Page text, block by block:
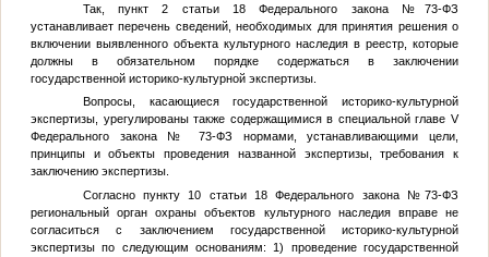
Так, пункт 2 статьи 18 Федерального закона №73-ФЗ
устанавливает перечень сведений, необходимых для принятия решения о
включении выявленного объекта культурного наследия в реестр, которые
должны в обязательном порядке содержаться в заключении
государственной историко-культурной экспертизы.
Вопросы, касающиеся государственной историко-культурной
экспертизы, урегулированы также содержащимися в специальной главе V
Федерального закона № 73-ФЗ нормами, устанавливающими цели,
принципы и объекты проведения названной экспертизы, требования к
заключению экспертизы.
Согласно пункту 10 статьи 18 Федерального закона №73-ФЗ
региональный орган охраны объектов культурного наследия вправе не
согласиться с заключением государственной историко-культурной
экспертизы по следующим основаниям: 1) проведение государственной